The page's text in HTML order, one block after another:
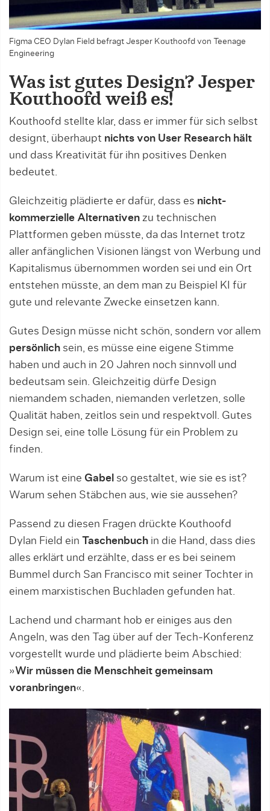
Figma CEO Dylan Field befragt Jesper Kouthoofd von Teenage
Engineering
Was ist gutes Design? Jesper
Kouthoofd weiß es!
Kouthoofd stellte klar, dass er immer für sich selbst
designt, überhaupt nichts von User Research hält
und dass Kreativität für ihn positives Denken
bedeutet.
Gleichzeitig plädierte er dafür, dass es nicht-
kommerzielle Alternativen zu technischen
Plattformen geben müsste, da das Internet trotz
aller anfänglichen Visionen längst von Werbung und
Kapitalismus übernommen worden sei und ein Ort
entstehen müsste, an dem man zu Beispiel KI für
gute und relevante Zwecke einsetzen kann.
Gutes Design müsse nicht schön, sondern vor allem
persönlich sein, es müsse eine eigene Stimme
haben und auch in 20 Jahren noch sinnvoll und
bedeutsam sein. Gleichzeitig dürfe Design
niemandem schaden, niemanden verletzen, solle
Qualität haben, zeitlos sein und respektvoll. Gutes
Design sei, eine tolle Lösung für ein Problem zu
finden.
Warum ist eine Gabel so gestaltet, wie sie es ist?
Warum sehen Stäbchen aus, wie sie aussehen?
Passend zu diesen Fragen drückte Kouthoofd
Dylan Field ein Taschenbuch in die Hand, dass dies
alles erklärt und erzählte, dass er es bei seinem
Bummel durch San Francisco mit seiner Tochter in
einem marxistischen Buchladen gefunden hat.
Lachend und charmant hob er einiges aus den
Angeln, was den Tag über auf der Tech-Konferenz
vorgestellt wurde und plädierte beim Abschied:
»Wir müssen die Menschheit gemeinsam
voranbringen«.